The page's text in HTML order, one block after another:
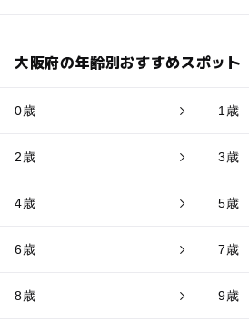
大阪府の年齢別おすすめスポット
0歳 1歳
2歳 3歳
4歳 5歳
6歳 7歳
8歳 9歳